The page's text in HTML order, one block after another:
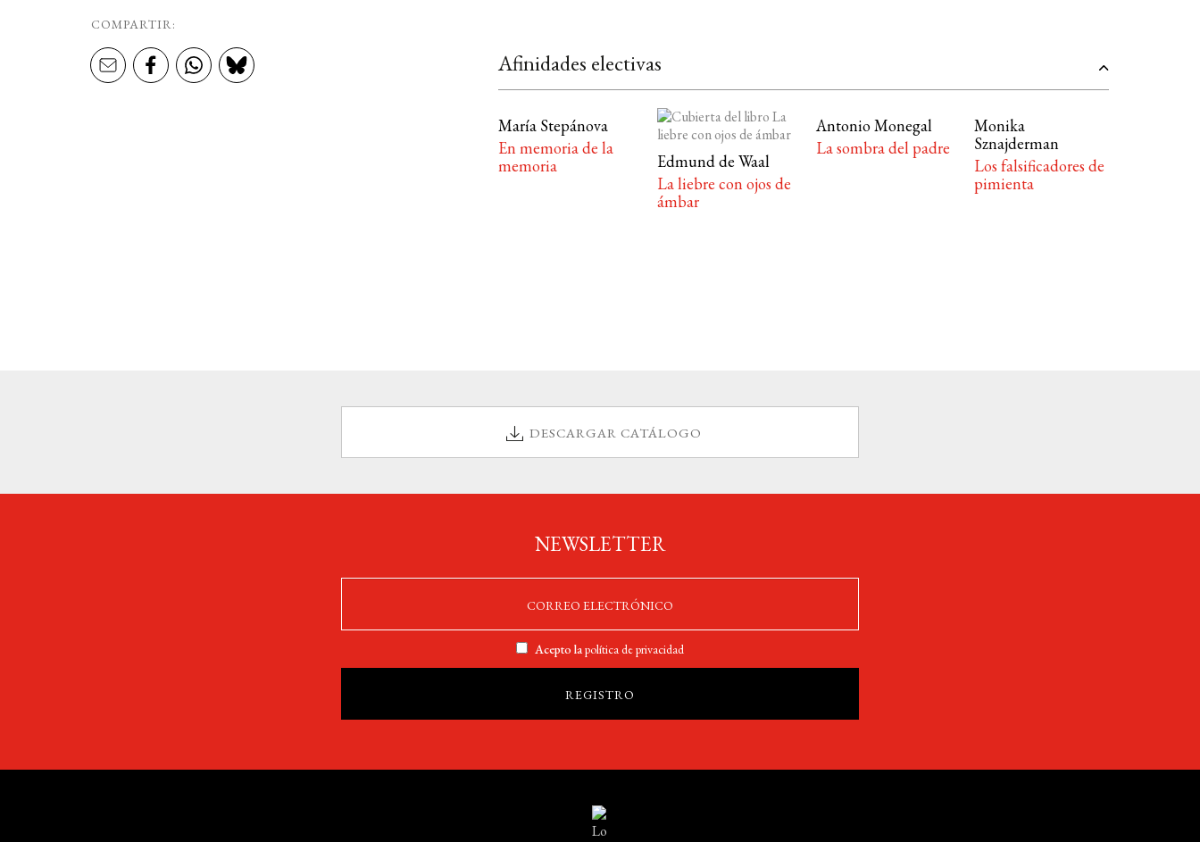
COMPARTIR:
Afinidades electivas
María Stepánova
En memoria de la
memoria
Edmund de Waal
La liebre con ojos de
ámbar
Antonio Monegal
La sombra del padre
Monika
Sznajderman
Los falsificadores de
pimienta
DESCARGAR CATÁLOGO
NEWSLETTER
Acepto lapolítica de privacidad